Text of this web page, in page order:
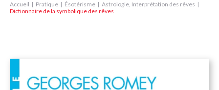
Accueil Pratique Ésotérisme
Astrologie, Interprétation des rêves
Dictionnaire de la symbolique des rêves